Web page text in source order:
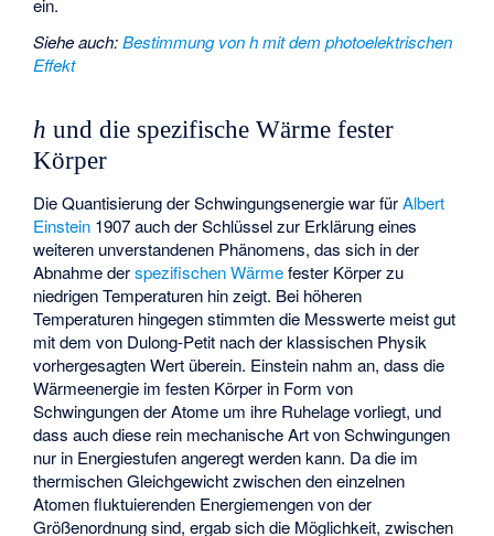
ein.
Siehe auch:Bestimmung von h mit dem photoelektrischen
Effekt
h und die spezifische Wärme fester
Körper
Die Quantisierung der Schwingungsenergie war fürAlbert
Einstein 1907 auch der Schlüssel zur Erklärung eines
weiteren unverstandenen Phänomens, das sich in der
Abnahme derspezifischen Wärmefester Körper zu
niedrigen Temperaturen hin zeigt. Bei höheren
Temperaturen hingegen stimmten die Messwerte meist gut
mit dem von Dulong-Petit nach der klassischen Physik
vorhergesagten Wert überein. Einstein nahm an, dass die
Wärmeenergie im festen Körper in Form von
Schwingungen der Atome um ihre Ruhelage vorliegt, und
dass auch diese rein mechanische Art von Schwingungen
nur in Energiestufenangeregt werden kann. Da die im
thermischen Gleichgewicht zwischen den einzelnen
Atomen fluktuierenden Energiemengen von der
Größenordnungsind, ergab sich die Möglichkeit, zwischen